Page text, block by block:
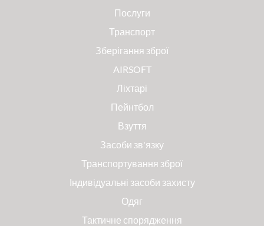
Послуги
Транспорт
Зберігання зброї
AIRSOFT
Ліхтарі
Пейнтбол
Взуття
Засоби зв'язку
Транспортування зброї
Індивідуальні засоби захисту
Одяг
Тактичне спорядження